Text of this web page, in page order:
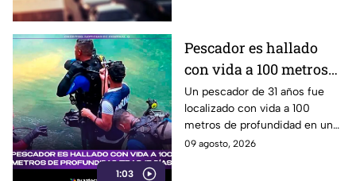
1:03
Pescador es hallado
con vida a 100 metros
de profundidad tras 15
días
Un pescador de 31 años fue
localizado con vida a 100
metros de profundidad en un
cenote de Veracruz, tras
09 agosto, 2026